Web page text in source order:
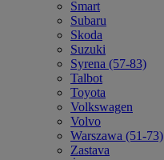
Smart
Subaru
Skoda
Suzuki
Syrena (57-83)
Talbot
Toyota
Volkswagen
Volvo
Warszawa (51-73)
Zastava